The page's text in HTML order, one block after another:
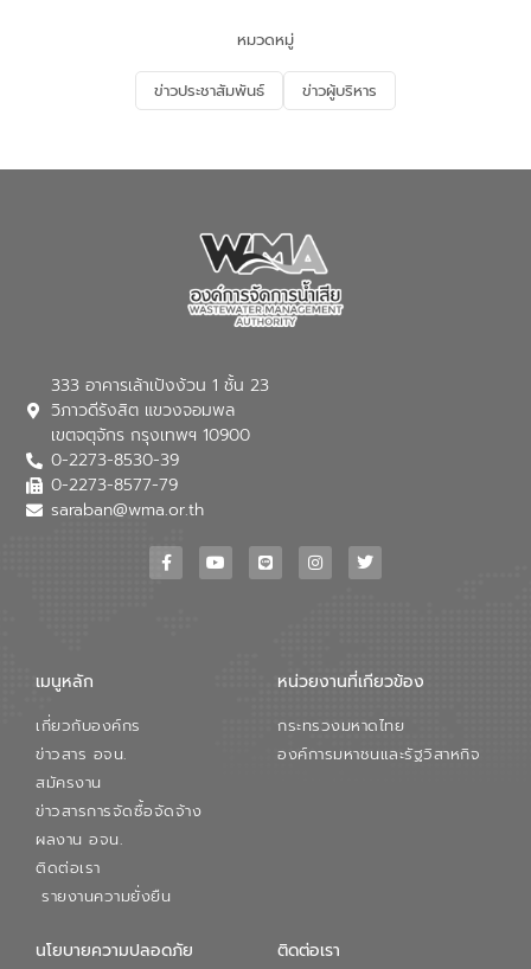
หมวดหมู่
ข่าวประชาสัมพันธ์ ข่าวผู้บริหาร
333 อาคารเล้าเป้งง้วน 1 ชั้น 23
วิภาวดีรังสิต แขวงจอมพล
เขตจตุจักร กรุงเทพฯ 10900
0-2273-8530-39
0-2273-8577-79
saraban@wma.or.th
เมนูหลัก
เกี่ยวกับองค์กร
ข่าวสาร อจน.
สมัครงาน
ข่าวสารการจัดซื้อจัดจ้าง
ผลงาน อจน.
ติดต่อเรา
รายงานความยั่งยืน
หน่วยงานที่เกียวข้อง
กระทรวงมหาดไทย
องค์การมหาชนและรัฐวิสาหกิจ
นโยบายความปลอดภัย ติดต่อเรา